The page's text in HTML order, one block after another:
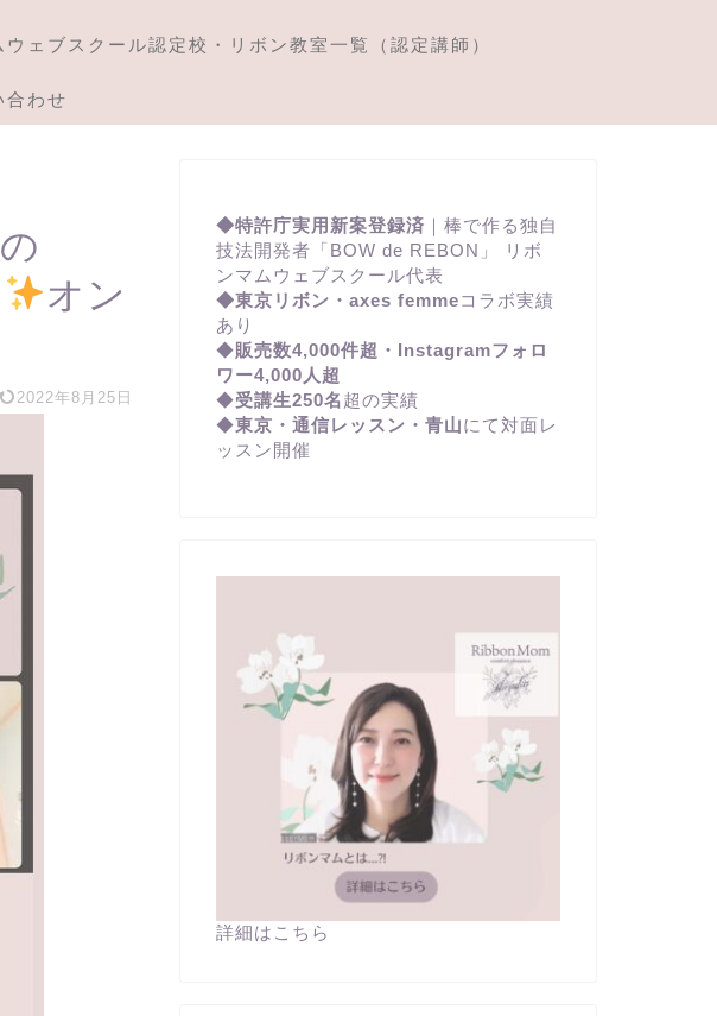
ウェブスクール認定校・リボン教室一覧（認定講師）
合わせ
オン
2022年8月25日
◆特許庁実用新案登録済 ｜棒で作る独自
技法開発者「BOW de REBON」 リボ
ンマムウェブスクール代表
◆東京リボン・axes femmeコラボ実績
あり
◆販売数4,000件超・Instagramフォロ
ワー4,000人超
◆受講生250名 超の実績
◆東京・通信レッスン・青山にて対面レ
ッスン開催
詳細はこちら